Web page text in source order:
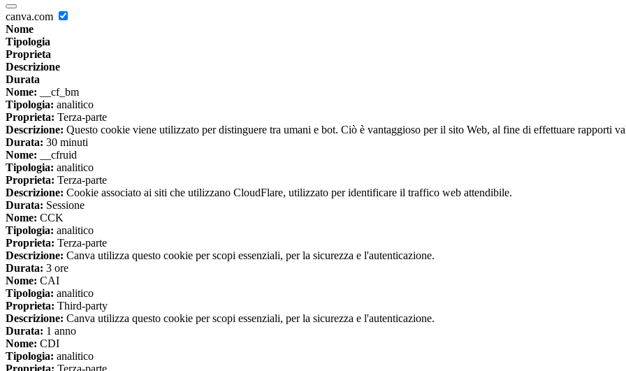
canva.com
Nome
Tipologia
Proprieta
Descrizione
Durata
Nome: __cf_bm
Tipologia: analitico
Proprieta: Terza-parte
Descrizione: Questo cookie viene utilizzato per distinguere tra umani e bot. Ciò è vantaggioso per il sito Web, al fine di effettuare rapporti
Durata: 30 minuti
Nome: __cfruid
Tipologia: analitico
Proprieta: Terza-parte
Descrizione: Cookie associato ai siti che utilizzano CloudFlare, utilizzato per identificare il traffico web attendibile.
Durata: Sessione
Nome: CCK
Tipologia: analitico
Proprieta: Terza-parte
Descrizione: Canva utilizza questo cookie per scopi essenziali, per la sicurezza e l'autenticazione.
Durata: 3 ore
Nome: CAI
Tipologia: analitico
Proprieta: Third-party
Descrizione: Canva utilizza questo cookie per scopi essenziali, per la sicurezza e l'autenticazione.
Durata: 1 anno
Nome: CDI
Tipologia: analitico